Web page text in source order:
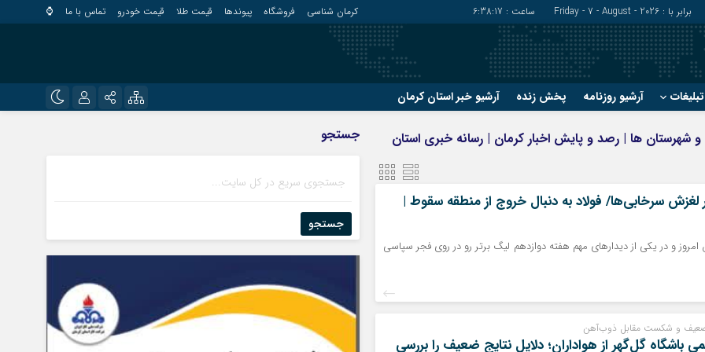
برابر با : Friday - 7 - August - 2026 ساعت : 6:38:18 کرمان شناسی فروشگاه پیوندها قیمت طلا قیمت خودرو تماس با ما ⌚
آرشیو روزنامه پخش زنده آرشیو خبر استان کرمان
رمز عبور
زرند
عنبرآباد
فاریاب
نرماشیر
و شهرستان ها | رصد و پایش اخبار کرمان | رسانه خبری استان
لغزش سرخابی‌ها/ فولاد به دنبال خروج از منطقه سقوط |
امروز و در یکی از دیدارهای مهم هفته دوازدهم لیگ برتر رو در روی فجر سپاسی
و شکست مقابل ذوب‌آهن
باشگاه گل‌گهر از هواداران؛ دلایل نتایج ضعیف را بررسی
جستجو
جستجو